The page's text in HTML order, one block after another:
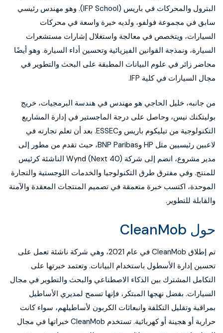
البترول والمحركات في باريس (IFP School). وهو مهندس رئيسي
سابق في مجموعة فولفو، ولديه خبرة واسعة في محركات
السيارات، ويتخصص في معالجة واستغلال إشارات مستشعرات
السيارة، ونمذجة القوانين الفيزيائية وتحسين أداء السيارة. وهو أيضًا
محاضر زائر في علوم البيانات المطبقة على البحث والتطوير في
مجال السيارات في كلية IFP.
من جانبه، خليل الحاجي هو مهندس في هندسة البرمجيات، خريج
بوليتكنك نيس، وحاصل على درجة الماجستير في إدارة المشاريع
التكنولوجية من تيليكوم باريس وESSEC. بعد أن تعلم تجارته في
لاعبين رئيسيين مثل HP وBNP Paribas، حيث تقدم من مطور إلى
مدير مشروع، انضم إلى شركة Wynd (Next 40) الناشئة كرئيس
للمنتج. وفي مفترق طرق التكنولوجيا والخدمات اللوجستية والتجارة
الموحدة، اكتسب خبرة متعمقة في تصميم المنتجات المعقدة والآمنة
والقابلة للتطوير.
حول CleanMob
تم إطلاق CleanMob في عام 2021، وهي شركة ناشئة تعمل على
تحسين إدارة الأسطول باستخدام البيانات. وتعتمد خبرتها على
التكامل المشترك بين الذكاء الاصطناعي والبحث والتطوير في مجال
السيارات. بفضل نهجها المبتكر، فإنها تسمح لمديري الأساطيل
بمراقبة وتقليل التكلفة وانبعاثات الكربون لأساطيلهم، سواء كانت
حرارية أو هجينة أو كهربائية. تستخدم CleanMob خبراتها في مجال